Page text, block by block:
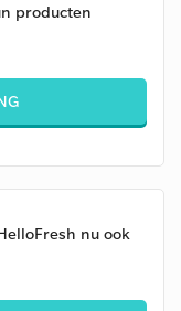
producten
nu ook